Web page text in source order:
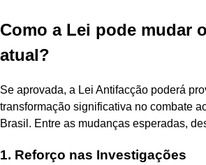
Como a Lei pode mudar
atual?
Se aprovada, a Lei Antifacção poderá
transformação significativa no combate
Brasil. Entre as mudanças esperadas,
1. Reforço nas Investigações